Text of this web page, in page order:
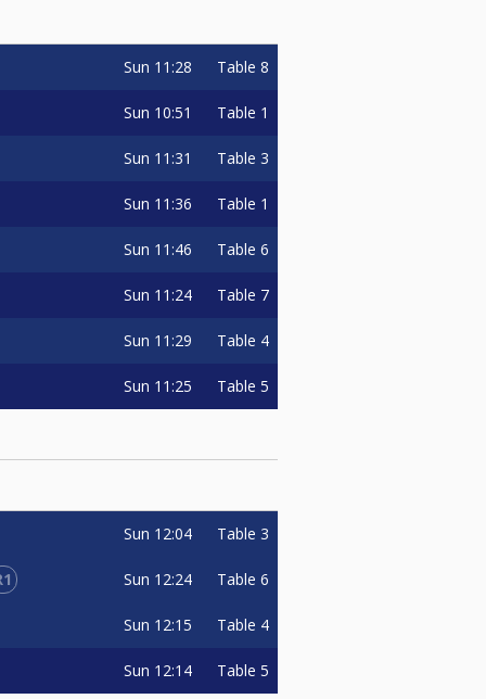
betaalt deze ook het
in laatste 10 jaar. Zowel
is bindend.
Sun 11:28 Table 8
Sun 10:51 Table 1
Sun 11:31 Table 3
Sun 11:36 Table 1
Sun 11:46 Table 6
Sun 11:24 Table 7
Sun 11:29 Table 4
Sun 11:25 Table 5
Sun 12:04 Table 3
Sun 12:24 Table 6
Sun 12:15 Table 4
Sun 12:14 Table 5